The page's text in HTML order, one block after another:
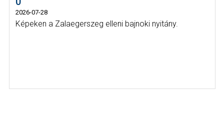
2026-07-28
Képeken a Zalaegerszeg elleni bajnoki nyitány.